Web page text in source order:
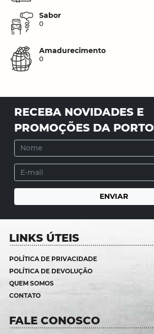
Sabor
0
Amadurecimento
0
RECEBA NOVIDADES E
PROMOÇÕES DA PORTO
LINKS ÚTEIS
POLÍTICA DE PRIVACIDADE
POLÍTICA DE DEVOLUÇÃO
QUEM SOMOS
CONTATO
FALE CONOSCO